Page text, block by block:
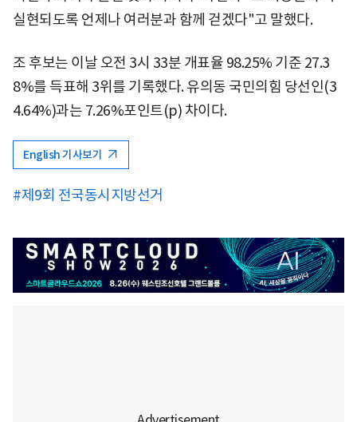
실현되도록 언제나 여러분과 함께 걷겠다"고 말했다.
조 후보는 이날 오전 3시 33분 개표율 98.25% 기준 27.3
8%를 득표해 3위를 기록했다. 유의동 국민의힘 당선인(3
4.64%)과는 7.26%포인트(p) 차이다.
English 기사보기
#제9회 전국동시지방선거